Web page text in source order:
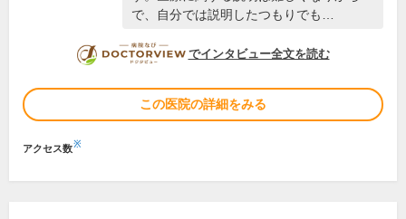
で、自分では説明したつもりでも…
DOCTORVIEW
でインタビュー全文を読む
この医院の詳細をみる
アクセス数※